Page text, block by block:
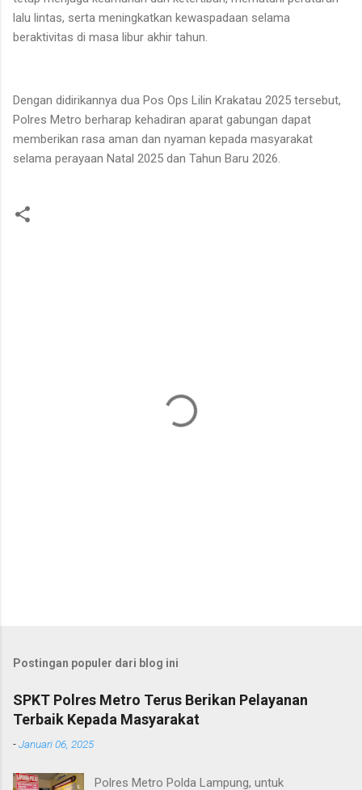
lalu lintas, serta meningkatkan kewaspadaan selama
beraktivitas di masa libur akhir tahun.
Dengan didirikannya dua Pos Ops Lilin Krakatau 2025 tersebut,
Polres Metro berharap kehadiran aparat gabungan dapat
memberikan rasa aman dan nyaman kepada masyarakat
selama perayaan Natal 2025 dan Tahun Baru 2026.
Postingan populer dari blog ini
SPKT Polres Metro Terus Berikan Pelayanan
Terbaik Kepada Masyarakat
-Januari 06, 2025
Polres Metro Polda Lampung, untuk